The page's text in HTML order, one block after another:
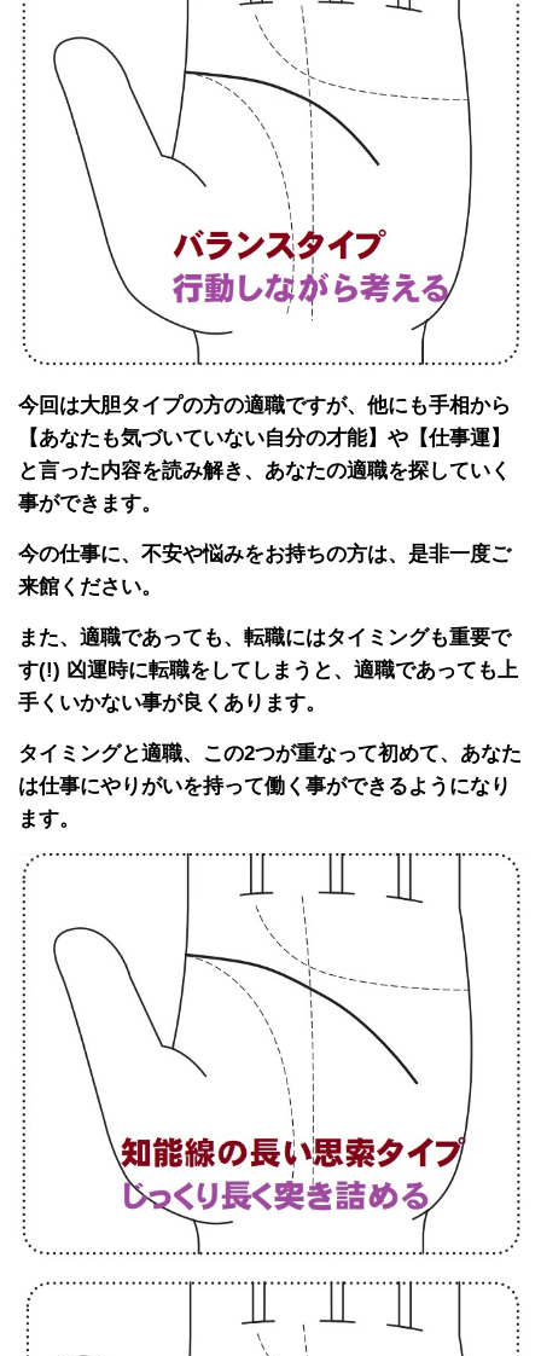
今回は大胆タイプの方の適職ですが、他にも手相から
【あなたも気づいていない自分の才能】や【仕事運】
と言った内容を読み解き、あなたの適職を探していく
事ができます。
今の仕事に、不安や悩みをお持ちの方は、是非一度ご
来館ください。
また、適職であっても、転職にはタイミングも重要で
す(!) 凶運時に転職をしてしまうと、適職であっても上
手くいかない事が良くあります。
タイミングと適職、この2つが重なって初めて、あなた
は仕事にやりがいを持って働く事ができるようになり
ます。